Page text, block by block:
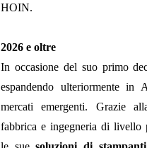
HOIN.
2026 e oltre
In occasione del suo primo
espandendo ulteriormente
mercati emergenti. Grazie
fabbrica e ingegneria di livello